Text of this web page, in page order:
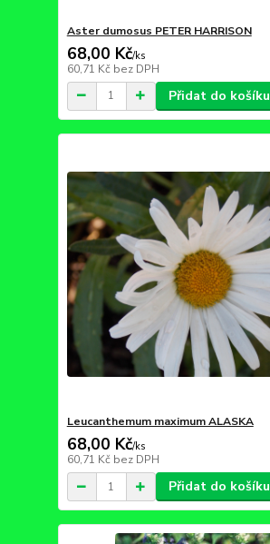
Aster dumosus PETER HARRISON
68,00 Kč/ks
60,71 Kč bez DPH
Přidat do košíku
Leucanthemum maximum ALASKA
68,00 Kč/ks
60,71 Kč bez DPH
Přidat do košíku